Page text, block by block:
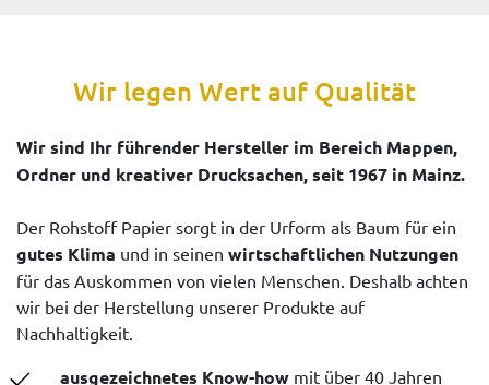
Wir legen Wert auf Qualität
Wir sind Ihr führender Hersteller im Bereich Mappen,
Ordner und kreativer Drucksachen, seit 1967 in Mainz.
Der Rohstoff Papier sorgt in der Urform als Baum für ein
gutes Klima und in seinen wirtschaftlichen Nutzungen
für das Auskommen von vielen Menschen. Deshalb achten
wir bei der Herstellung unserer Produkte auf
Nachhaltigkeit.
ausgezeichnetes Know-how mit über 40 Jahren